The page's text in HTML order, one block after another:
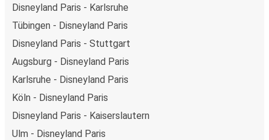
Disneyland Paris - Karlsruhe
Tübingen - Disneyland Paris
Disneyland Paris - Stuttgart
Augsburg - Disneyland Paris
Karlsruhe - Disneyland Paris
Köln - Disneyland Paris
Disneyland Paris - Kaiserslautern
Ulm - Disneyland Paris